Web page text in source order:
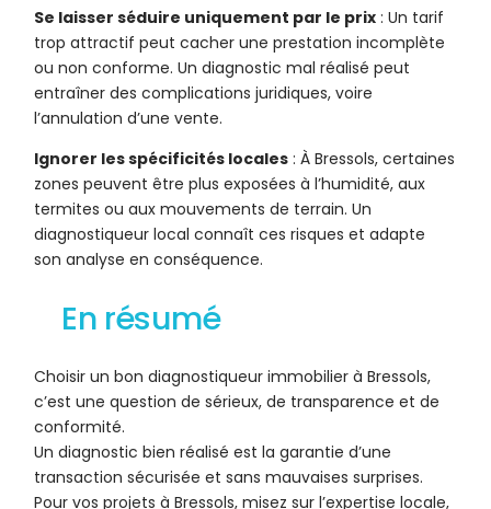
Se laisser séduire uniquement par le prix : Un tarif
trop attractif peut cacher une prestation incomplète
ou non conforme. Un diagnostic mal réalisé peut
entraîner des complications juridiques, voire
l’annulation d’une vente.
Ignorer les spécificités locales : À Bressols, certaines
zones peuvent être plus exposées à l’humidité, aux
termites ou aux mouvements de terrain. Un
diagnostiqueur local connaît ces risques et adapte
son analyse en conséquence.
En résumé
Choisir un bon diagnostiqueur immobilier à Bressols,
c’est une question de sérieux, de transparence et de
conformité.
Un diagnostic bien réalisé est la garantie d’une
transaction sécurisée et sans mauvaises surprises.
Pour vos projets à Bressols, misez sur l’expertise locale,